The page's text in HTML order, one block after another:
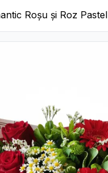
Roșu și Roz Pastel